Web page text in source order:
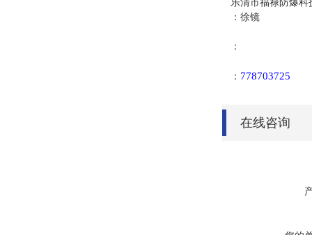
乐清市福禄防爆科
：徐镜
：
： 778703725
在线咨询